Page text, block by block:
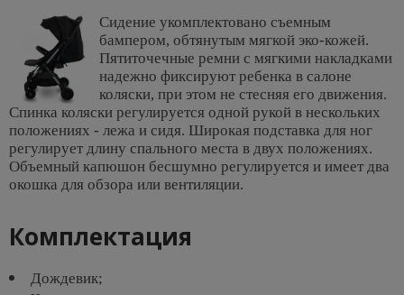
Сидение укомплектовано съемным
бампером, обтянутым мягкой эко-кожей.
Пятиточечные ремни с мягкими накладками
надежно фиксируют ребенка в салоне
коляски, при этом не стесняя его движения.
Спинка коляски регулируется одной рукой в нескольких
положениях - лежа и сидя. Широкая подставка для ног
регулирует длину спального места в двух положениях.
Объемный капюшон бесшумно регулируется и имеет два
окошка для обзора или вентиляции.
Комплектация
Дождевик;